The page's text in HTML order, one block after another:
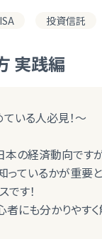
投資信託
実践編
いる人必見！～
の経済動向ですが
ているかが重要と
です！
者にも分かりやすく